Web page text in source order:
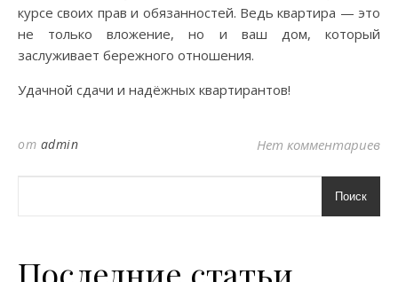
курсе своих прав и обязанностей. Ведь квартира — это
не только вложение, но и ваш дом, который
заслуживает бережного отношения.
Удачной сдачи и надёжных квартирантов!
от admin Нет комментариев
Поиск
Последние статьи